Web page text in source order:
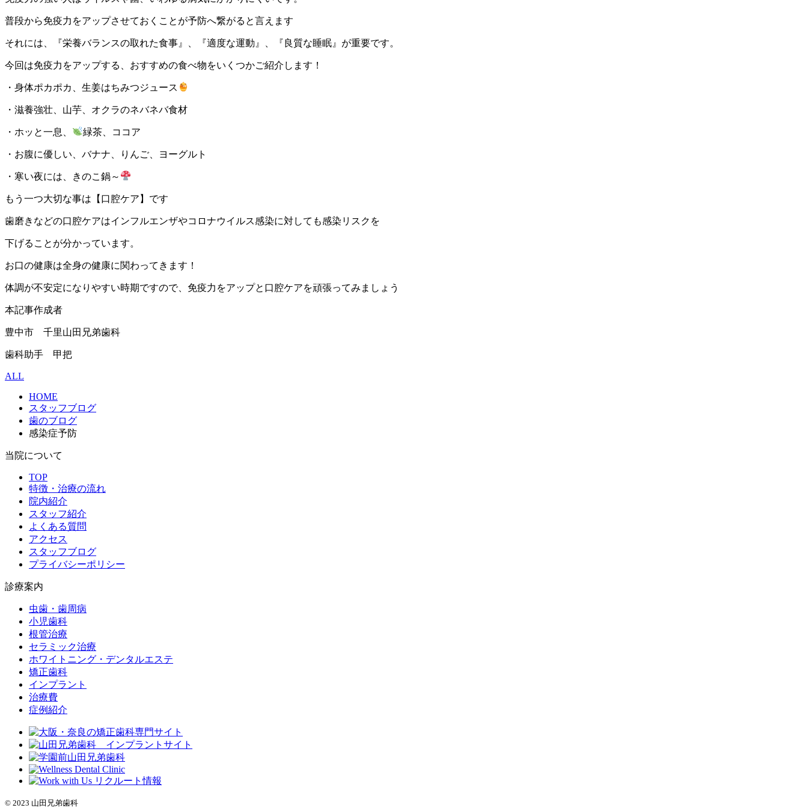
普段から免疫力をアップさせておくことが予防へ繋がると言えます
それには、『栄養バランスの取れた食事』、『適度な運動』、『良質な睡眠』が重要です。
今回は免疫力をアップする、おすすめの食べ物をいくつかご紹介します！
・身体ポカポカ、生姜はちみつジュース
・滋養強壮、山芋、オクラのネバネバ食材
・ホッと一息、 緑茶、ココア
・お腹に優しい、バナナ、りんご、ヨーグルト
・寒い夜には、きのこ鍋～
もう一つ大切な事は【口腔ケア】です
歯磨きなどの口腔ケアはインフルエンザやコロナウイルス感染に対しても感染リスクを
下げることが分かっています。
お口の健康は全身の健康に関わってきます！
体調が不安定になりやすい時期ですので、免疫力をアップと口腔ケアを頑張ってみましょう
本記事作成者
豊中市 千里山田兄弟歯科
歯科助手 甲把
ALL
HOME
スタッフブログ
歯のブログ
感染症予防
当院について
TOP
特徴・治療の流れ
院内紹介
スタッフ紹介
よくある質問
アクセス
スタッフブログ
プライバシーポリシー
診療案内
虫歯・歯周病
小児歯科
根管治療
セラミック治療
ホワイトニング・デンタルエステ
矯正歯科
インプラント
治療費
症例紹介
© 2023 山田兄弟歯科